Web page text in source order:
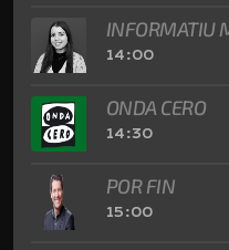
INFORMATIU
14:00
ONDA CERO
14:30
POR FIN
15:00